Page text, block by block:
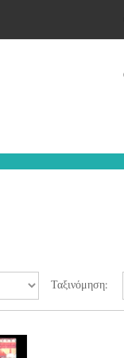
Ταξινόμηση: